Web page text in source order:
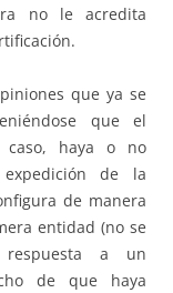
no le acredita
que ya se
que el
caso, haya o no
de la
de manera
entidad (no se
a un
de que haya